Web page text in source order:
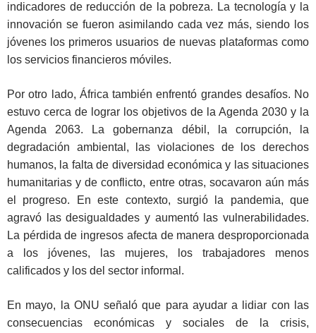
indicadores de reducción de la pobreza. La tecnología y la
innovación se fueron asimilando cada vez más, siendo los
jóvenes los primeros usuarios de nuevas plataformas como
los servicios financieros móviles.
Por otro lado, África también enfrentó grandes desafíos. No
estuvo cerca de lograr los objetivos de la Agenda 2030 y la
Agenda 2063. La gobernanza débil, la corrupción, la
degradación ambiental, las violaciones de los derechos
humanos, la falta de diversidad económica y las situaciones
humanitarias y de conflicto, entre otras, socavaron aún más
el progreso. En este contexto, surgió la pandemia, que
agravó las desigualdades y aumentó las vulnerabilidades.
La pérdida de ingresos afecta de manera desproporcionada
a los jóvenes, las mujeres, los trabajadores menos
calificados y los del sector informal.
En mayo, la ONU señaló que para ayudar a lidiar con las
consecuencias económicas y sociales de la crisis,